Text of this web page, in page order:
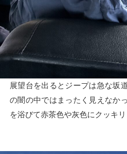
展望台を出るとジープは急な坂
の闇の中ではまったく見えなか
を浴びて赤茶色や灰色にクッキリ